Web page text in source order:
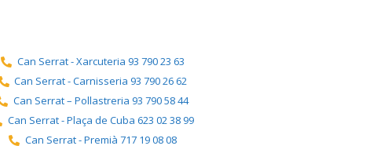
Can Serrat - Xarcuteria 93 790 23 63
Can Serrat - Carnisseria 93 790 26 62
Can Serrat – Pollastreria 93 790 58 44
Can Serrat - Plaça de Cuba 623 02 38 99
Can Serrat - Premià 717 19 08 08